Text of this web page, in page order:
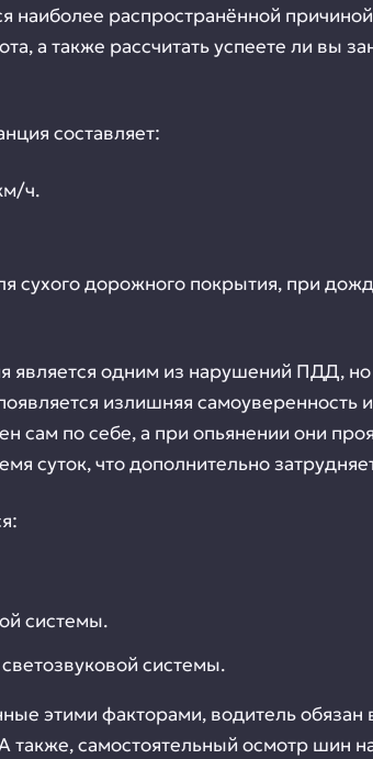
распространённой
а также рассчитать успеете ли вы
составляет:
ч.
сухого дорожного покрытия, при
является одним из нарушений ПДД,
излишняя самоуверенность
сам по себе, а при опьянении они
суток, что дополнительно
системы.
системы.
этими факторами, водитель
самостоятельный осмотр шин